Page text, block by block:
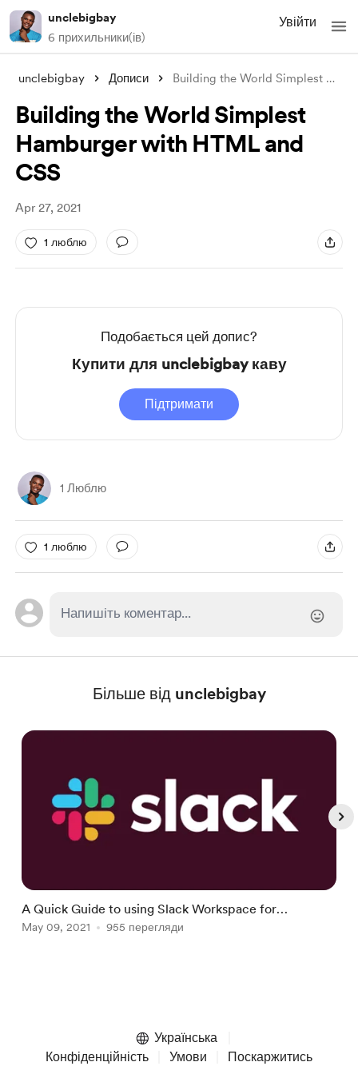
unclebigbay
6 прихильники(ів)
Увійти
unclebigbay Дописи Building the World Simplest Hamburger wi
Building the World Simplest
Hamburger with HTML and
CSS
Apr 27, 2021
1 люблю
Подобається цей допис?
Купити для unclebigbay каву
Підтримати
1 Люблю
1 люблю
Більше від unclebigbay
A Quick Guide to using Slack Workspace for
Developers
May 09, 2021 955 перегляди
Українська
Конфіденційність
Умови Поскаржитись